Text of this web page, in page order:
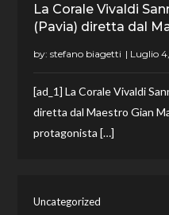
La Corale Vivaldi
(Pavia) diretta dal
by:stefano biagetti
[ad_1] La Corale Vivaldi
diretta dal Maestro Gian
protagonista […]
Uncategorized